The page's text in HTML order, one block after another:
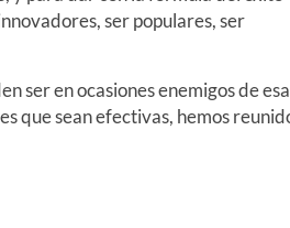
ser populares, ser
ser en ocasiones enemigos de esa
que sean efectivas, hemos